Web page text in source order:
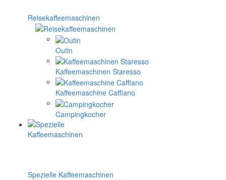
Reisekaffeemaschinen
Outin
Kaffeemaschinen Staresso
Kaffeemaschine Cafflano
Campingkocher
Spezielle Kaffeemaschinen